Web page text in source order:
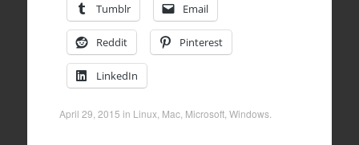
Tumblr Email
Reddit Pinterest
LinkedIn
April 29, 2015 in Linux, Mac, Microsoft, Windows.